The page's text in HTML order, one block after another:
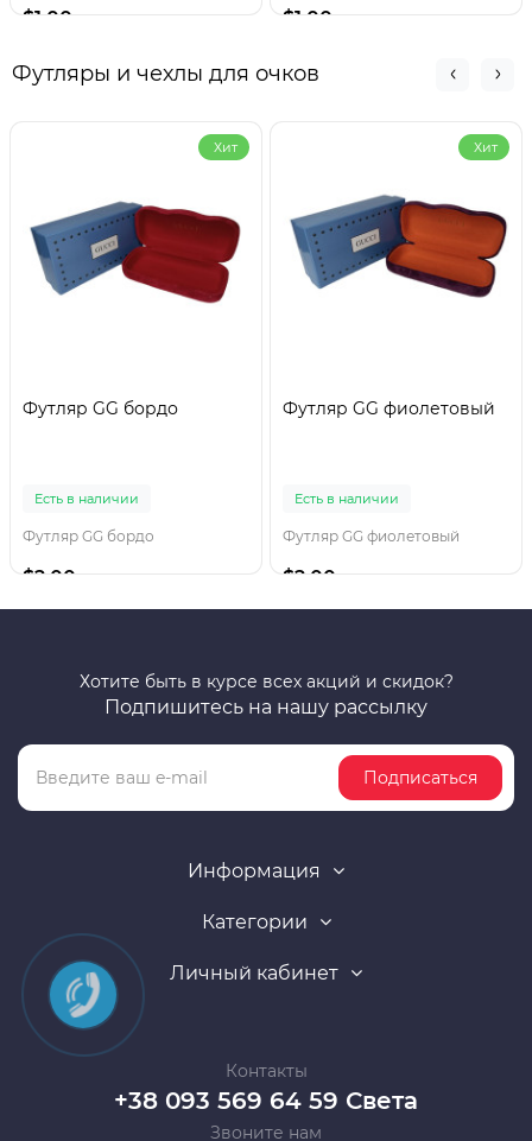
$1.00 $1.00
Футляры и чехлы для очков
Хит
Футляр GG бордо
Есть в наличии
Футляр GG бордо
$2.00
Хит
Футляр GG фиолетовый
Есть в наличии
Футляр GG фиолетовый
$2.00
Хотите быть в курсе всех акций и скидок?
Подпишитесь на нашу рассылку
Подписаться
Информация
Категории
Личный кабинет
Контакты
+38 093 569 64 59 Света
Звоните нам